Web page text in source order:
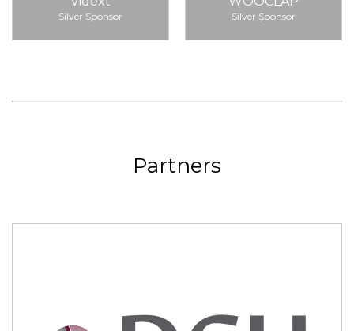
Silver Sponsor Silver Sponsor
Partners